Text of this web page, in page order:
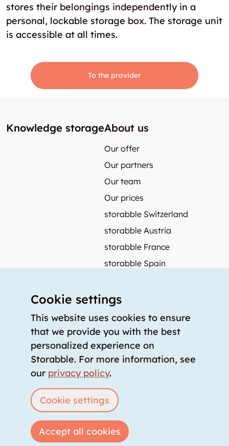
stores their belongings independently in a
personal, lockable storage box. The storage unit
is accessible at all times.
To the provider
Knowledge storageAbout us
Our offer
Our partners
Our team
Our prices
storabble Switzerland
storabble Austria
storabble France
storabble Spain
Press coverage
How to calculate the size of a storage room?
How much does a storage room cost?
For storage providers
Login List storage room
Copyright © 2026 storabble|privacy policy
Cookie settings
This website uses cookies to ensure
that we provide you with the best
personalized experience on
Storabble. For more information, see
our privacy policy.
Cookie settings
Accept all cookies